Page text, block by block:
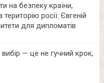
на безпеку країни,
росії: Євгеній
для дипломатів
вибір — це не гучний крок,